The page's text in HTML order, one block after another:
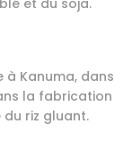
à Kanuma, dans
la fabrication
du riz gluant.